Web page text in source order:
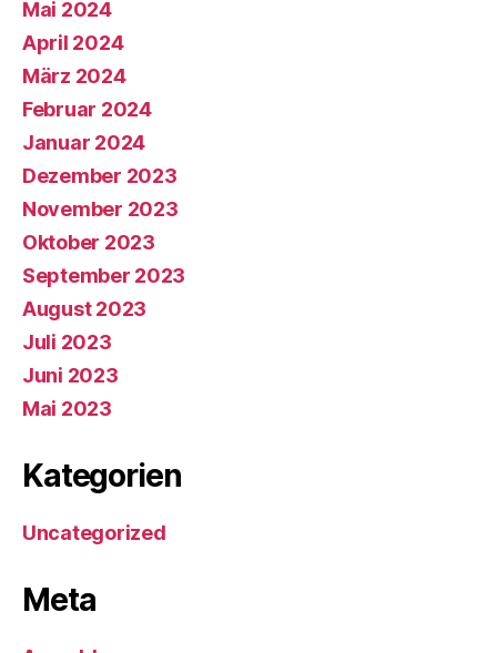
Mai 2024
April 2024
März 2024
Februar 2024
Januar 2024
Dezember 2023
November 2023
Oktober 2023
September 2023
August 2023
Juli 2023
Juni 2023
Mai 2023
Kategorien
Uncategorized
Meta